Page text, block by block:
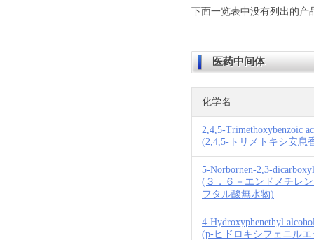
下面一览表中没有列出的产
医药中间体
化学名
2,4,5-Trimethoxybenzoic
(2,4,5-トリメトキシ安息
5-Norbornen-2,3-
(３，６－エンドメチレ
フタル酸無水物)
4-Hydroxyphenethyl
(p-ヒドロキシフェニル